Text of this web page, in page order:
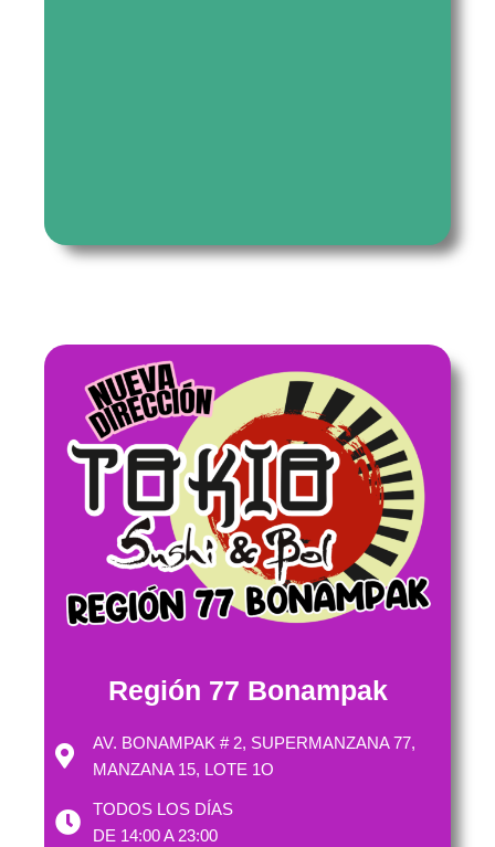
Región 77 Bonampak
AV. BONAMPAK # 2, SUPERMANZANA 77,
MANZANA 15, LOTE 1O
TODOS LOS DÍAS
DE 14:00 A 23:00